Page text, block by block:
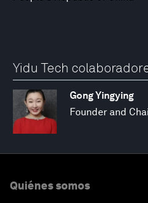
Yidu Tech
Gong Yingying
Founder and
Quiénes somos